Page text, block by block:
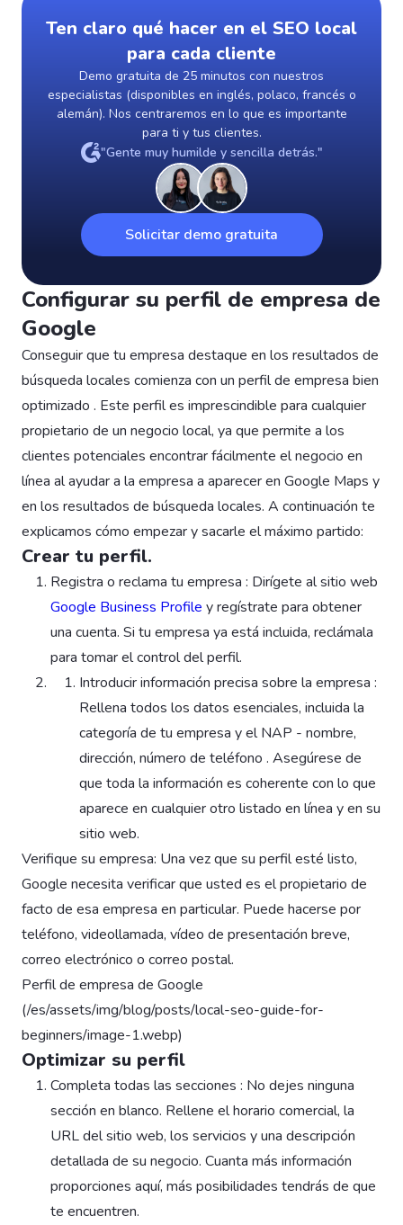
Ten claro qué hacer en el SEO local
para cada cliente
Demo gratuita de 25 minutos con nuestros
especialistas (disponibles en inglés, polaco, francés o
alemán). Nos centraremos en lo que es importante
para ti y tus clientes.
"Gente muy humilde y sencilla detrás."
Solicitar demo gratuita
Configurar su perfil de empresa de
Google
Conseguir que tu empresa destaque en los resultados de
búsqueda locales comienza con un perfil de empresa bien
optimizado . Este perfil es imprescindible para cualquier
propietario de un negocio local, ya que permite a los
clientes potenciales encontrar fácilmente el negocio en
línea al ayudar a la empresa a aparecer en Google Maps y
en los resultados de búsqueda locales. A continuación te
explicamos cómo empezar y sacarle el máximo partido:
Crear tu perfil.
Registra o reclama tu empresa : Dirígete al sitio web
Google Business Profile y regístrate para obtener
una cuenta. Si tu empresa ya está incluida, reclámala
para tomar el control del perfil.
Introducir información precisa sobre la empresa :
Rellena todos los datos esenciales, incluida la
categoría de tu empresa y el NAP - nombre,
dirección, número de teléfono . Asegúrese de
que toda la información es coherente con lo que
aparece en cualquier otro listado en línea y en su
sitio web.
Verifique su empresa: Una vez que su perfil esté listo,
Google necesita verificar que usted es el propietario de
facto de esa empresa en particular. Puede hacerse por
teléfono, videollamada, vídeo de presentación breve,
correo electrónico o correo postal.
Perfil de empresa de Google
(/es/assets/img/blog/posts/local-seo-guide-for-
beginners/image-1.webp)
Optimizar su perfil
Completa todas las secciones : No dejes ninguna
sección en blanco. Rellene el horario comercial, la
URL del sitio web, los servicios y una descripción
detallada de su negocio. Cuanta más información
proporciones aquí, más posibilidades tendrás de que
te encuentren.